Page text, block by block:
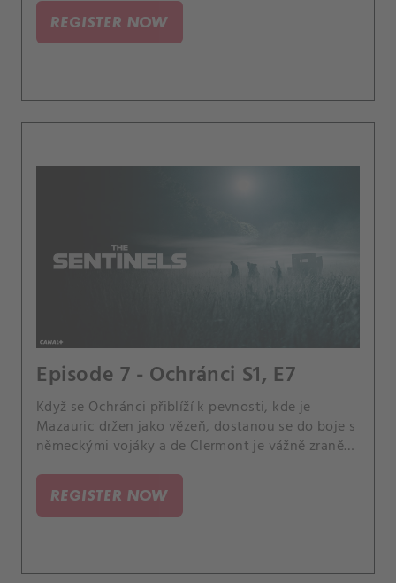
zhoršující se duševní stav, protože má stále
děsivější vize, které vedou Djiboutiho k vážným
REGISTER NOW
Episode 7 - Ochránci S1, E7
Když se Ochránci přiblíží k pevnosti, kde je
Mazauric držen jako vězeň, dostanou se do boje s
německými vojáky a de Clermont je vážně zraněn.
REGISTER NOW